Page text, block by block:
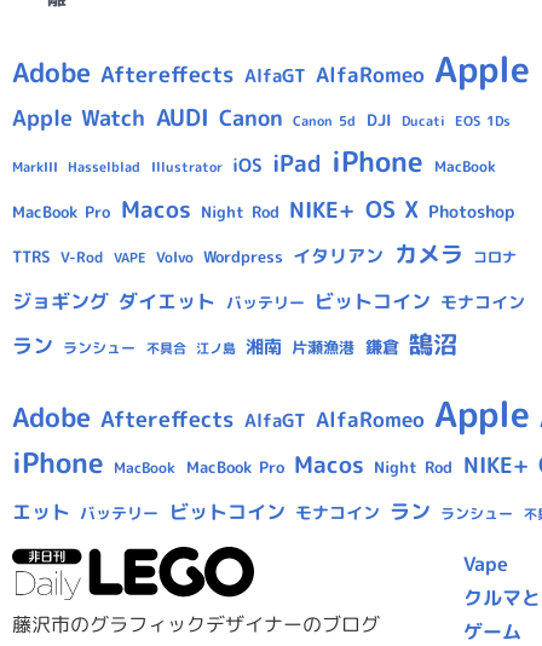
Adobe Aftereffects AlfaGT AlfaRomeo Apple
Apple Watch AUDI Canon Canon 5d DJI Ducati EOS 1Ds
MarkIII Hasselblad Illustrator iOS iPad iPhone MacBook
MacBook Pro Macos Night Rod NIKE+ OS X Photoshop
TTRS V-Rod VAPE Volvo Wordpress イタリアン カメラ コロナ
ジョギング ダイエット バッテリー ビットコイン モナコイン
ラン ランシュー 不具合 江ノ島 湘南 片瀬漁港 鎌倉 鵠沼
Adobe Aftereffects AlfaGT AlfaRomeo Apple
iPhone MacBook MacBook Pro Macos Night Rod NIKE+
エット バッテリー ビットコイン モナコイン ラン ランシュー 不
藤沢市のグラフィックデザイナーのブログ
Vape
クルマ
ゲーム